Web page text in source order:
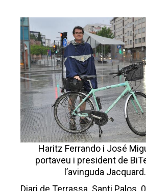
Haritz Ferrando i José
portaveu i president de
l’avinguda